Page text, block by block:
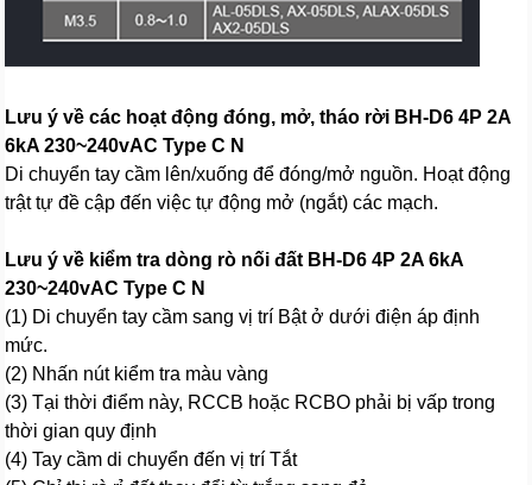
Lưu ý về các hoạt động đóng, mở, tháo rời BH-D6 4P 2A
6kA 230~240vAC Type C N
Di chuyển tay cầm lên/xuống để đóng/mở nguồn. Hoạt động
trật tự đề cập đến việc tự động mở (ngắt) các mạch.
Lưu ý về kiểm tra dòng rò nối đất BH-D6 4P 2A 6kA
230~240vAC Type C N
(1) Di chuyển tay cầm sang vị trí Bật ở dưới điện áp định
mức.
(2) Nhấn nút kiểm tra màu vàng
(3) Tại thời điểm này, RCCB hoặc RCBO phải bị vấp trong
thời gian quy định
(4) Tay cầm di chuyển đến vị trí Tắt